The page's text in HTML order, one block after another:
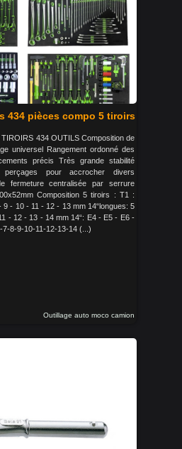
434 pièces compo 5 tiroirs
TIROIRS 434 OUTILS Composition de
universel Rangement ordonné des
précis Très grande stabilité
pour accrocher divers
fermeture centralisée par serrure
Composition 5 tiroirs : T1 :
- 10 - 11 - 12 - 13 mm 14“longues: 5
- 12 - 13 - 14 mm 14“: E4 - E5 - E6 -
7-8-9-10-11-12-13-14 (...)
Outillage auto moco camion